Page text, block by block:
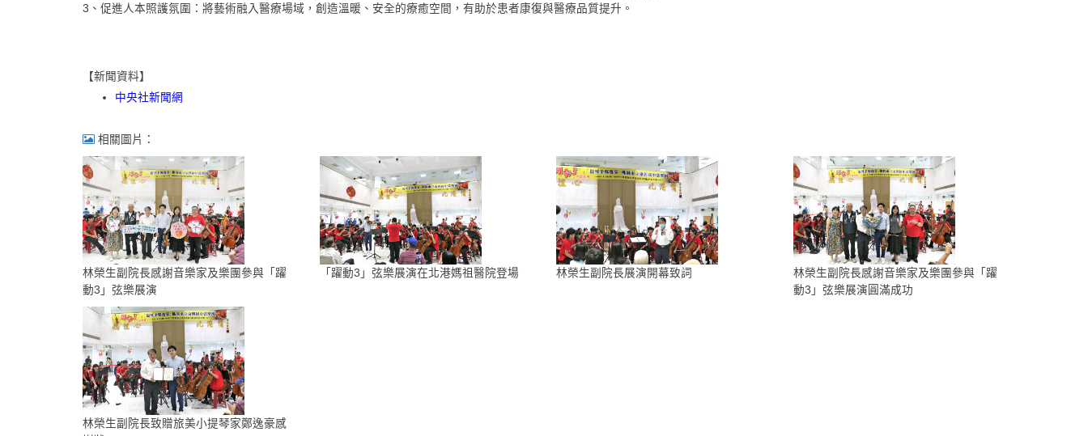
3、促進人本照護氛圍：將藝術融入醫療場域，創造溫暖、安全的療癒空間，有助於患者康復與醫療品質提升。
【新聞資料】
中央社新聞網
相關圖片：
林榮生副院長感謝音樂家及樂團參與「躍
動3」弦樂展演
「躍動3」弦樂展演在北港媽祖醫院登場 林榮生副院長展演開幕致詞
林榮生副院長感謝音樂家及樂團參與「躍
動3」弦樂展演圓滿成功
林榮生副院長致贈旅美小提琴家鄭逸豪感